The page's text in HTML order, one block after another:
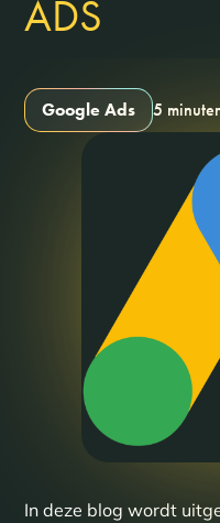
ADS
Google Ads 5
In deze blog wordt